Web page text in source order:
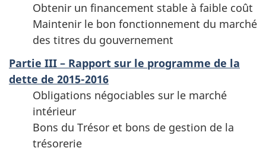
Obtenir un financement stable à faible coût
Maintenir le bon fonctionnement du marché
des titres du gouvernement
Partie III – Rapport sur le programme de la
dette de 2015-2016
Obligations négociables sur le marché
intérieur
Bons du Trésor et bons de gestion de la
trésorerie